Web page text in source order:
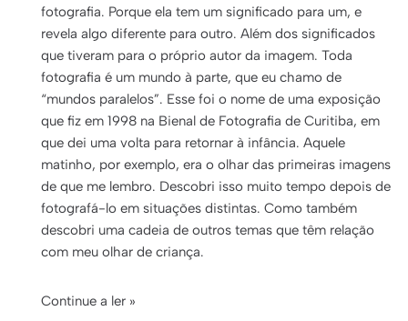
fotografia. Porque ela tem um significado para um, e
revela algo diferente para outro. Além dos significados
que tiveram para o próprio autor da imagem. Toda
fotografia é um mundo à parte, que eu chamo de
“mundos paralelos”. Esse foi o nome de uma exposição
que fiz em 1998 na Bienal de Fotografia de Curitiba, em
que dei uma volta para retornar à infância. Aquele
matinho, por exemplo, era o olhar das primeiras imagens
de que me lembro. Descobri isso muito tempo depois de
fotografá-lo em situações distintas. Como também
descobri uma cadeia de outros temas que têm relação
com meu olhar de criança.
Continue a ler »